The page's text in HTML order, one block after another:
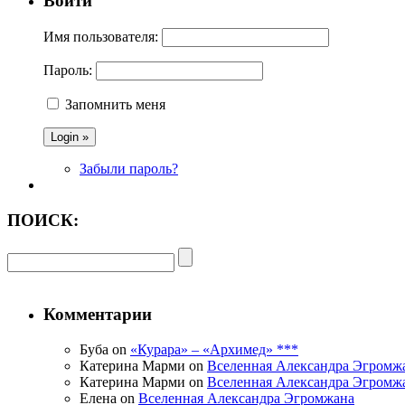
Имя пользователя:
Пароль:
Запомнить меня
Забыли пароль?
ПОИСК:
Комментарии
Буба on «Курара» – «Архимед» ***
Катерина Марми on Вселенная Александра
Катерина Марми on Вселенная Александра
Елена on Вселенная Александра Эгромжана